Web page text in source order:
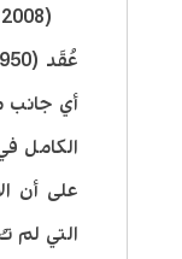
(Spoormaker
عُقَد (Freud
أي جانب
الكامل
على أن
التي لم